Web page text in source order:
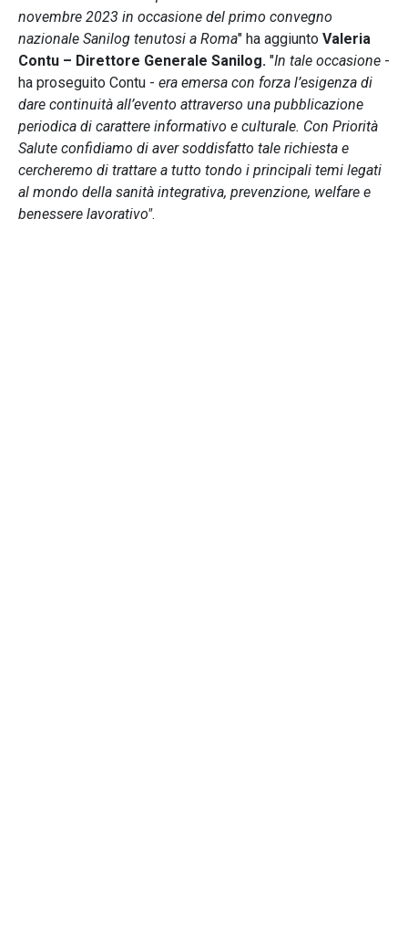
novembre 2023 in occasione del primo convegno
nazionale Sanilog tenutosi a Roma" ha aggiunto Valeria
Contu – Direttore Generale Sanilog. "In tale occasione -
ha proseguito Contu - era emersa con forza l’esigenza di
dare continuità all’evento attraverso una pubblicazione
periodica di carattere informativo e culturale. Con Priorità
Salute confidiamo di aver soddisfatto tale richiesta e
cercheremo di trattare a tutto tondo i principali temi legati
al mondo della sanità integrativa, prevenzione, welfare e
benessere lavorativo".